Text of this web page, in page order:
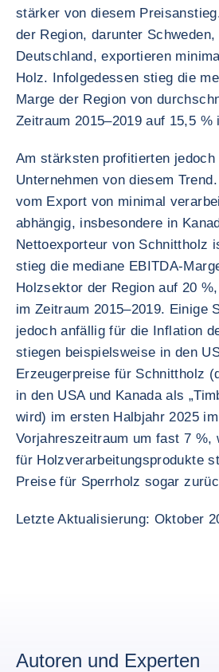
stärker von diesem
der Region, darunter Schweden,
Deutschland, exportieren
Holz. Infolgedessen stieg die
Marge der Region von
Zeitraum 2015–2019 auf 15,5 %
Am stärksten profitierten
Unternehmen von diesem
vom Export von minimal
abhängig, insbesondere in
Nettoexporteur von Schnittholz
stieg die mediane EBITDA-
Holzsektor der Region auf 20
im Zeitraum 2015–2019. Einige
jedoch anfällig für die Inflation
stiegen beispielsweise in den
Erzeugerpreise für Schnittholz
in den USA und Kanada als
wird) im ersten Halbjahr 2025
Vorjahreszeitraum um fast 7 %,
für Holzverarbeitungsprodukte
Preise für Sperrholz sogar
Letzte Aktualisierung: Oktober
Autoren und Experten